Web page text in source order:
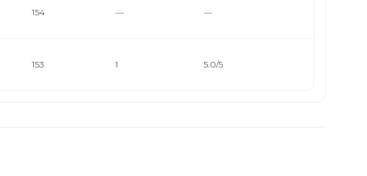
154 — —
153 1 5.0/5